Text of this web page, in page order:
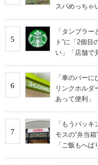
スパめっちゃ
5
「タンブラ
ト”に「2個
い」「店舗で
6
「車のバー
リンクホル
あって便利」
7
「もうパッ
モスの“弁当
「ご飯もへば